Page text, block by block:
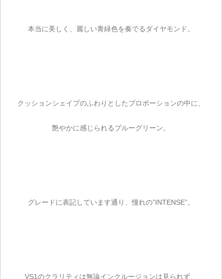
本当に美しく、麗しい青緑色を奏でるダイヤモンド。
クッションシェイプのふわりとしたプロポーションの中に、
艶やかに感じられるブルーグリーン。
グレードに表記しています通り、憧れの”INTENSE”。
VS1のクラリティは無論インクルージョンは見られず、